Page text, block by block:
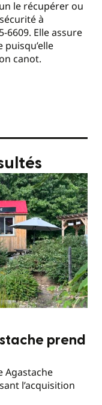
le récupérer ou
à
6609. Elle assure
puisqu’elle
canot.
prend
Agastache
l’acquisition